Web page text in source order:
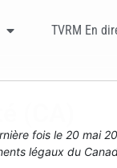
TVRM En
fois le 20 mai
légaux du